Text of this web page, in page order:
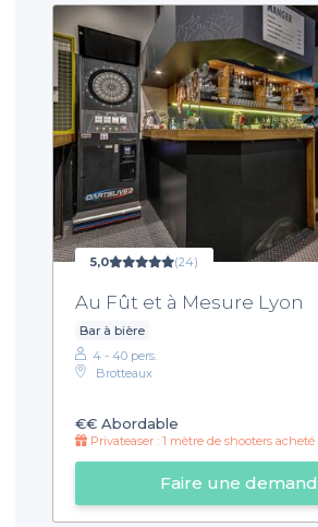
5,0 (24)
Au Fût et à Mesure Lyon
Bar à bière
4 - 40 pers.
Brotteaux
€€ Abordable
Privateaser : 1 mètre de shooters acheté = 1 mètre shooters
Faire une